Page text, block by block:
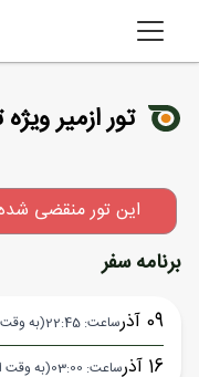
تور ازمیر ویژه
این تور منقضی
برنامه سفر
09 آذر ساعت: 22:45 (به وقت
16 آذر ساعت: 03:00 (به وقت